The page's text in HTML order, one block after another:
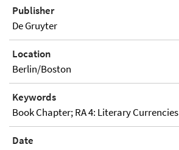
Publisher
De Gruyter
Location
Berlin/Boston
Keywords
Book Chapter; RA 4: Literary Currencies
Date